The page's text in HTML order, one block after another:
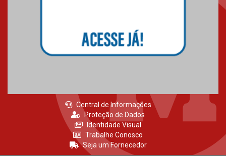
Central de Informações
Proteção de Dados
Identidade Visual
Trabalhe Conosco
Seja um Fornecedor